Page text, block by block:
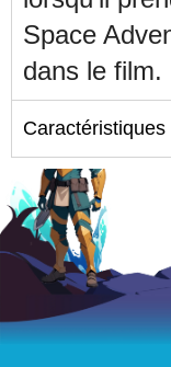
Space
dans le film.
Caractéristiques